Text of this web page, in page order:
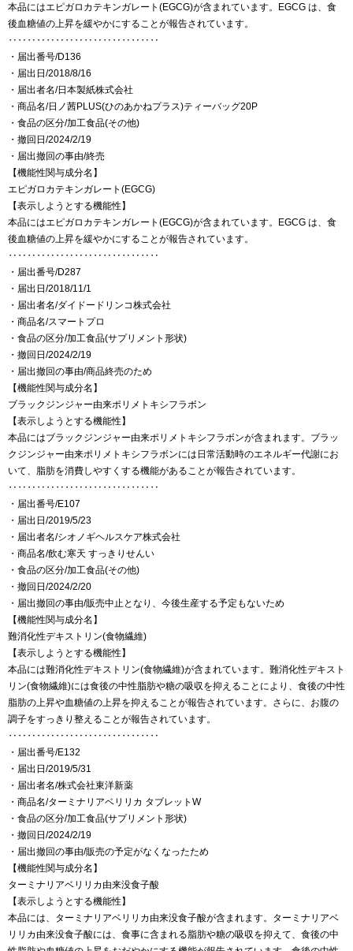
本品にはエピガロカテキンガレート(EGCG)が含まれています。EGCG は、食
後血糖値の上昇を緩やかにすることが報告されています。
‥‥‥‥‥‥‥‥‥‥‥‥‥‥‥‥
・届出番号/D136
・届出日/2018/8/16
・届出者名/日本製紙株式会社
・商品名/日ノ茜PLUS(ひのあかねプラス)ティーバッグ20P
・食品の区分/加工食品(その他)
・撤回日/2024/2/19
・届出撤回の事由/終売
【機能性関与成分名】
エピガロカテキンガレート(EGCG)
【表示しようとする機能性】
本品にはエピガロカテキンガレート(EGCG)が含まれています。EGCG は、食
後血糖値の上昇を緩やかにすることが報告されています。
‥‥‥‥‥‥‥‥‥‥‥‥‥‥‥‥
・届出番号/D287
・届出日/2018/11/1
・届出者名/ダイドードリンコ株式会社
・商品名/スマートプロ
・食品の区分/加工食品(サプリメント形状)
・撤回日/2024/2/19
・届出撤回の事由/商品終売のため
【機能性関与成分名】
ブラックジンジャー由来ポリメトキシフラボン
【表示しようとする機能性】
本品にはブラックジンジャー由来ポリメトキシフラボンが含まれます。ブラッ
クジンジャー由来ポリメトキシフラボンには日常活動時のエネルギー代謝にお
いて、脂肪を消費しやすくする機能があることが報告されています。
‥‥‥‥‥‥‥‥‥‥‥‥‥‥‥‥
・届出番号/E107
・届出日/2019/5/23
・届出者名/シオノギヘルスケア株式会社
・商品名/飲む寒天 すっきりせんい
・食品の区分/加工食品(その他)
・撤回日/2024/2/20
・届出撤回の事由/販売中止となり、今後生産する予定もないため
【機能性関与成分名】
難消化性デキストリン(食物繊維)
【表示しようとする機能性】
本品には難消化性デキストリン(食物繊維)が含まれています。難消化性デキスト
リン(食物繊維)には食後の中性脂肪や糖の吸収を抑えることにより、食後の中性
脂肪の上昇や血糖値の上昇を抑えることが報告されています。さらに、お腹の
調子をすっきり整えることが報告されています。
‥‥‥‥‥‥‥‥‥‥‥‥‥‥‥‥
・届出番号/E132
・届出日/2019/5/31
・届出者名/株式会社東洋新薬
・商品名/ターミナリアベリリカ タブレットW
・食品の区分/加工食品(サプリメント形状)
・撤回日/2024/2/19
・届出撤回の事由/販売の予定がなくなったため
【機能性関与成分名】
ターミナリアベリリカ由来没食子酸
【表示しようとする機能性】
本品には、ターミナリアベリリカ由来没食子酸が含まれます。ターミナリアベ
リリカ由来没食子酸には、食事に含まれる脂肪や糖の吸収を抑えて、食後の中